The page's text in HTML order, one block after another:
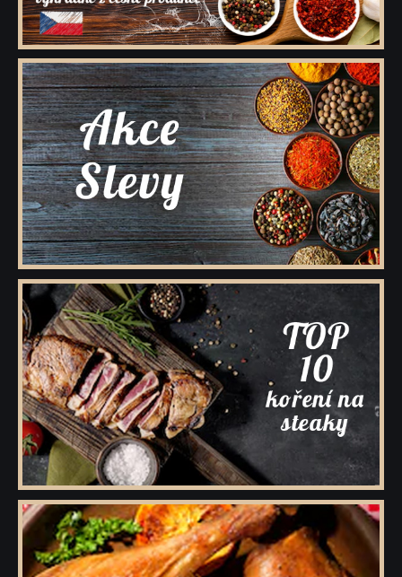
Kořenící směsi pro masnou výrobu
Minutkové šťávy a omáčky
Semena
Ovoce sušené
Polévky
Cukry a dochucovací cukry
Soli a dochucovací soli
Maďarské originální kořenící speciality
Sušené houby
Tekutá koření a dochucovadla
Marinády a pasty
Potravinové přípravky
Bělka
Dárkové dřevěné kazety s kořením
Dárkové krabičky a rukávy s kořením
Prázdné dózy a kořenky na koření
Přihlášení pro VO